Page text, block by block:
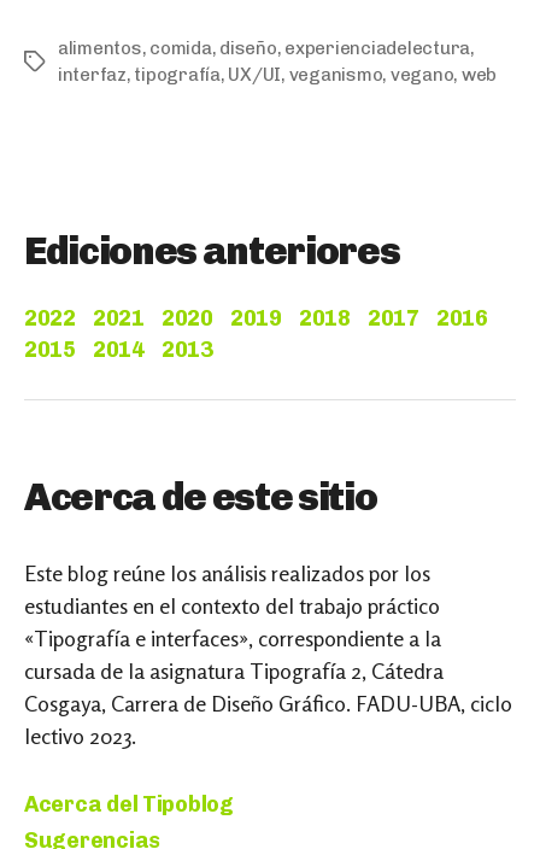
Tags
alimentos, comida, diseño, experienciadelectura,
interfaz, tipografía, UX/UI, veganismo, vegano, web
Ediciones anteriores
2022 2021 2020 2019 2018 2017
2016
2015
2014 2013
Acerca de este sitio
Este blog reúne los análisis realizados por los
estudiantes en el contexto del trabajo práctico
«Tipografía e interfaces», correspondiente a la
cursada de la asignatura Tipografía 2, Cátedra
Cosgaya, Carrera de Diseño Gráfico. FADU-UBA, ciclo
lectivo 2023.
Acerca del Tipoblog
Sugerencias